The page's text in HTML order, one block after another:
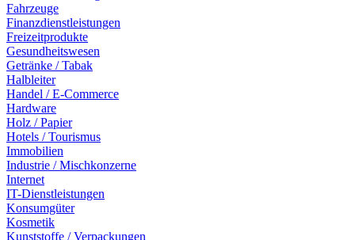
Fahrzeuge
Finanzdienstleistungen
Freizeitprodukte
Gesundheitswesen
Getränke / Tabak
Halbleiter
Handel / E-Commerce
Hardware
Holz / Papier
Hotels / Tourismus
Immobilien
Industrie / Mischkonzerne
Internet
IT-Dienstleistungen
Konsumgüter
Kosmetik
Kunststoffe / Verpackungen